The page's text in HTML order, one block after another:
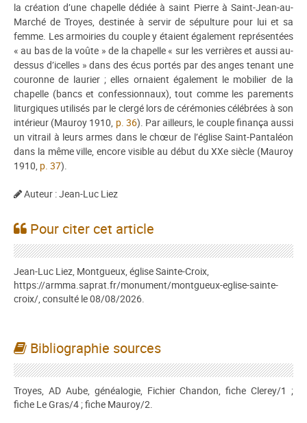
la création d’une chapelle dédiée à saint Pierre à Saint-Jean-au-
Marché de Troyes, destinée à servir de sépulture pour lui et sa
femme. Les armoiries du couple y étaient également représentées
« au bas de la voûte » de la chapelle « sur les verrières et aussi au-
dessus d’icelles » dans des écus portés par des anges tenant une
couronne de laurier ; elles ornaient également le mobilier de la
chapelle (bancs et confessionnaux), tout comme les parements
liturgiques utilisés par le clergé lors de cérémonies célébrées à son
intérieur (Mauroy 1910, p. 36). Par ailleurs, le couple finança aussi
un vitrail à leurs armes dans le chœur de l’église Saint-Pantaléon
dans la même ville, encore visible au début du XXe siècle (Mauroy
1910, p. 37).
Auteur : Jean-Luc Liez
Pour citer cet article
Jean-Luc Liez, Montgueux, église Sainte-Croix,
https://armma.saprat.fr/monument/montgueux-eglise-sainte-
croix/, consulté le 08/08/2026.
Bibliographie sources
Troyes, AD Aube, généalogie, Fichier Chandon, fiche Clerey/1 ;
fiche Le Gras/4 ; fiche Mauroy/2.